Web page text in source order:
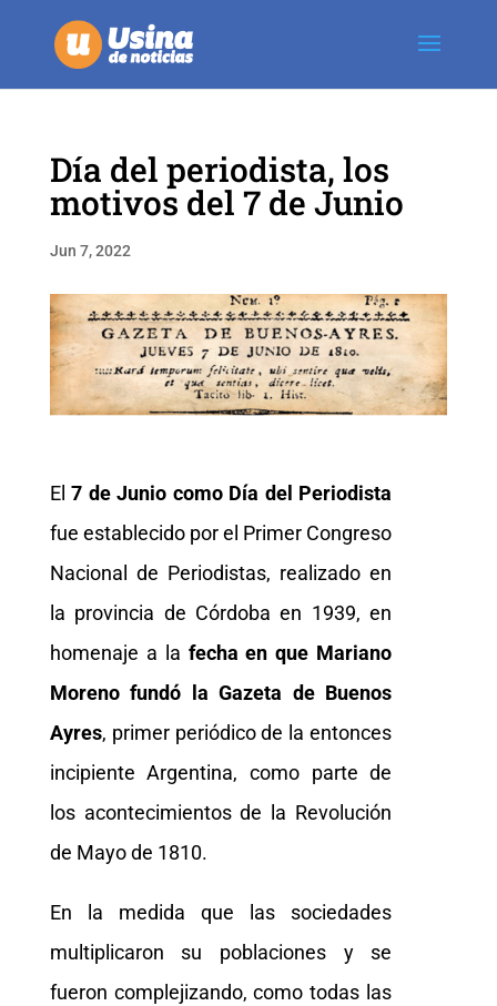
Día del periodista, los
motivos del 7 de Junio
Jun 7, 2022
El7 de Junio como Día del Periodista
fue establecido por el Primer Congreso
Nacional de Periodistas, realizado en
la provincia de Córdoba en 1939, en
homenaje a la fecha en que Mariano
Moreno fundó la Gazeta de Buenos
Ayres, primer periódico de la entonces
incipiente Argentina, como parte de
los acontecimientos de la Revolución
de Mayo de 1810.
En la medida que las sociedades
multiplicaron su poblaciones y se
fueron complejizando, como todas las